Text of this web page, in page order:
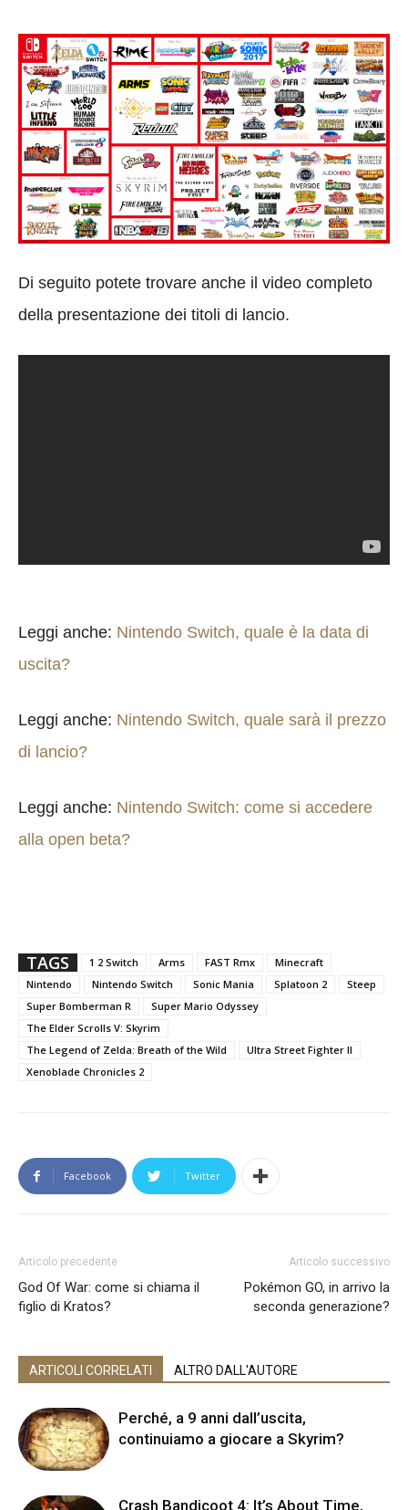
Di seguito potete trovare anche il video completo
della presentazione dei titoli di lancio.
Leggi anche: Nintendo Switch, quale è la data di
uscita?
Leggi anche: Nintendo Switch, quale sarà il prezzo
di lancio?
Leggi anche: Nintendo Switch: come si accedere
alla open beta?
TAGS 1 2 Switch Arms FAST Rmx
Minecraft
Nintendo
Nintendo Switch Sonic Mania Splatoon 2
Steep
Super Bomberman R
Super Mario Odyssey
The Elder Scrolls V: Skyrim
The Legend of Zelda: Breath of the Wild
Ultra Street Fighter II
Xenoblade Chronicles 2
Facebook Twitter
Articolo precedente
God Of War: come si chiama il
figlio di Kratos?
Articolo successivo
Pokémon GO, in arrivo la
seconda generazione?
ARTICOLI CORRELATI ALTRO DALL'AUTORE
Perché, a 9 anni dall’uscita,
continuiamo a giocare a Skyrim?
Crash Bandicoot 4: It’s About Time,